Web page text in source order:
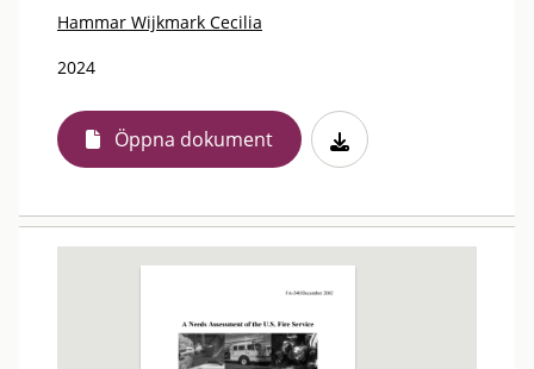
Hammar Wijkmark Cecilia
2024
Öppna dokument